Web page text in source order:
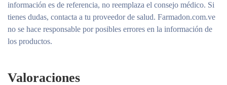
información es de referencia, no reemplaza el consejo médico. Si
tienes dudas, contacta a tu proveedor de salud. Farmadon.com.ve
no se hace responsable por posibles errores en la información de
los productos.
Valoraciones